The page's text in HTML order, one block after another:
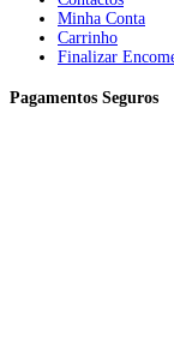
Minha Conta
Carrinho
Finalizar
Pagamentos Seguros